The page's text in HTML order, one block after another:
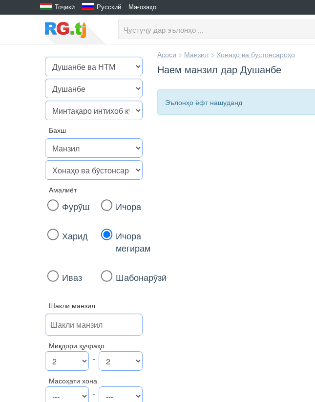
Тоҷикӣ Русский Мағозаҳо
Бахш
Амалиёт
Фурӯш Ичора
Харид
Ичора
мегирам
Иваз Шабонарӯзӣ
Шакли манзил
Миқдори ҳуҷраҳо
-
Масоҳати хона
-
Асосӣ > Манзил > Хонаҳо ва бӯстонсароҳо
Наем манзил дар Душанбе
Эълонҳо ёфт нашуданд